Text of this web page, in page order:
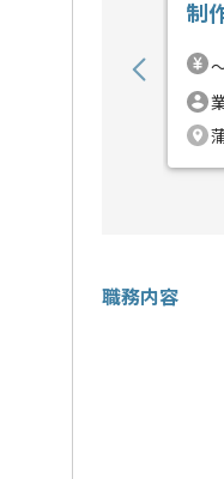
制
職務内容